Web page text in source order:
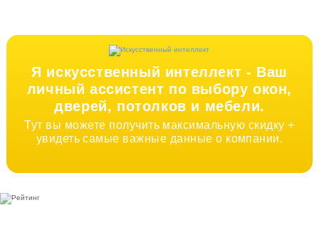
Я искусственный интеллект - Ваш
личный ассистент по выбору окон,
дверей, потолков и мебели.
Тут вы можете получить максимальную скидку +
увидеть самые важные данные о компании.